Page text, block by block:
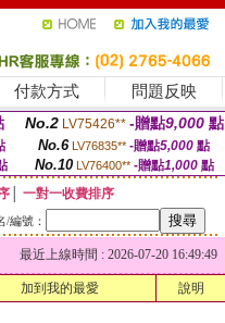
付款方式 問題反映
No.2 LV75426** -贈點9,000 點
No.6 LV76835** -贈點5,000點
No.10 LV76400** -贈點1,000 點
一對一收費排序
/編號：
最近上線時間 : 2026-07-20 16:49:49
加到我的最愛 說明